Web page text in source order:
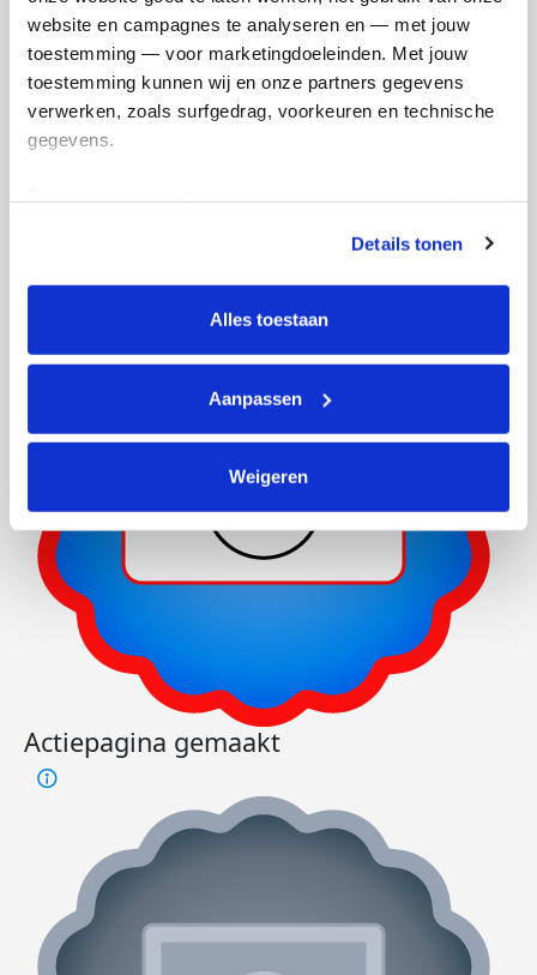
website en campagnes te analyseren en — met jouw
toestemming — voor marketingdoeleinden. Met jouw
toestemming kunnen wij en onze partners gegevens
verwerken, zoals surfgedrag, voorkeuren en technische
gegevens.
tonen. Je kunt je toestemming op elk moment wijzigen of
intrekken via Cookie instellingen onderaan de pagina. De
lijst met cookies is te vinden in het tabblad “details”.
Details tonen
Alles toestaan
Aanpassen
Weigeren
5
kms
Mijn afstandsdoel5 kms
Actiepagina gemaakt